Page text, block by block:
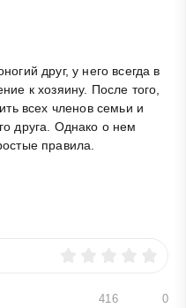
друг, у него всегда в
к хозяину. После того,
всех членов семьи и
друга. Однако о нем
правила.
0
416